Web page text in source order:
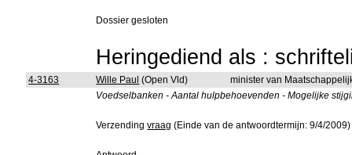
Dossier gesloten
Heringediend als :
4-3163 Wille Paul (Open Vld)
minister van
Voedselbanken - Aantal hulpbehoevenden - Mogelijke
Verzendingvraag (Einde van de antwoordtermijn: 9/4/2009)